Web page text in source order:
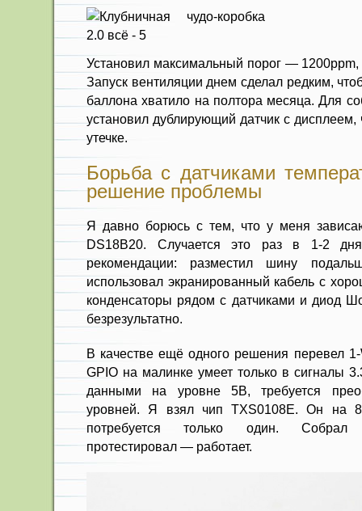
Установил максимальный порог —
Запуск вентиляции днем сделал редким,
баллона хватило на полтора месяца. Для
установил дублирующий датчик с дисплеем,
утечке.
Борьба с датчиками
решение проблемы
Я давно борюсь с тем, что у меня
DS18B20. Случается это раз в 1-2
рекомендации: разместил шину
использовал экранированный кабель с
конденсаторы рядом с датчиками и диод
безрезультатно.
В качестве ещё одного решения перевел
GPIO на малинке умеет только в сигналы
данными на уровне 5В, требуется
уровней. Я взял чип TXS0108E. Он на
потребуется только один.
протестировал — работает.